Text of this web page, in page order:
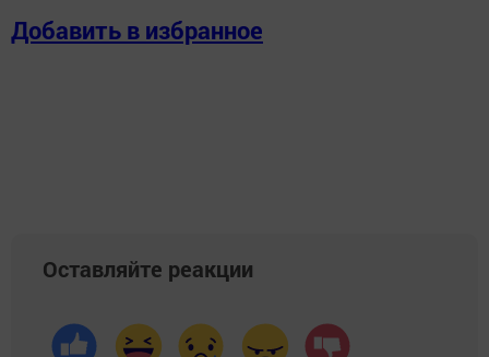
Добавить в избранное
Оставляйте реакции